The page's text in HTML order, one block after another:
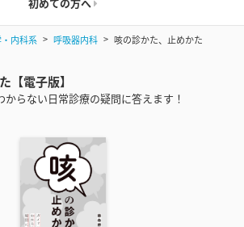
内科系 呼吸器内科 咳の診かた、止めかた
【電子版】
らない日常診療の疑問に答えます！